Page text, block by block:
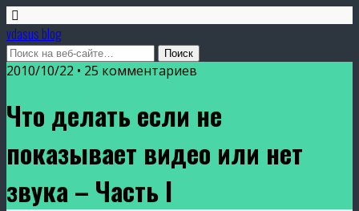
vdasus blog
2010/10/22 • 25 комментариев
Что делать если не
показывает видео или нет
звука – Часть I